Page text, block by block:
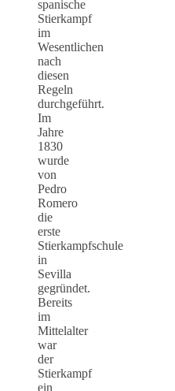
spanische
Stierkampf
im
Wesentlichen
nach
diesen
Regeln
durchgeführt.
Im
Jahre
1830
wurde
von
Pedro
Romero
die
erste
Stierkampfschule
in
Sevilla
gegründet.
Bereits
im
Mittelalter
war
der
Stierkampf
ein